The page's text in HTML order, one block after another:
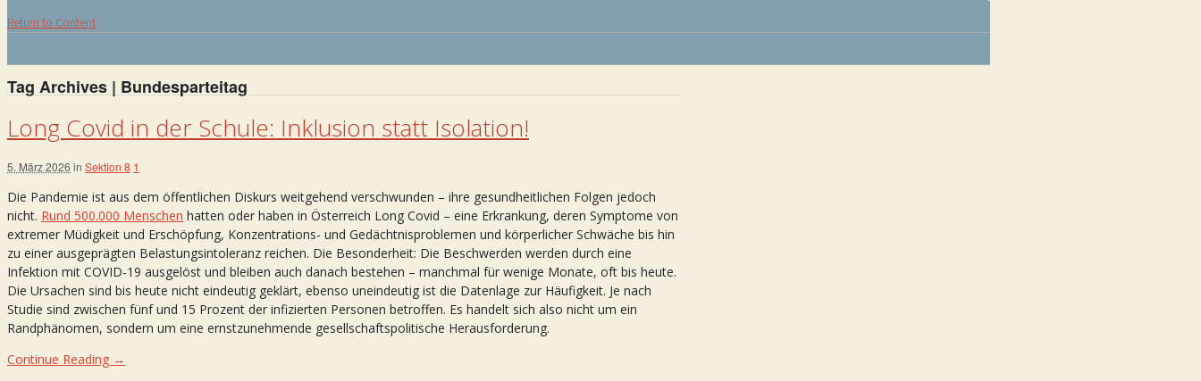
Return to Content
Tag Archives | Bundesparteitag
Long Covid in der Schule: Inklusion statt Isolation!
5. März 2026 in Sektion 8 1
Die Pandemie ist aus dem öffentlichen Diskurs weitgehend verschwunden – ihre gesundheitlichen Folgen jedoch
nicht. Rund 500.000 Menschen hatten oder haben in Österreich Long Covid – eine Erkrankung, deren Symptome von
extremer Müdigkeit und Erschöpfung, Konzentrations- und Gedächtnisproblemen und körperlicher Schwäche bis hin
zu einer ausgeprägten Belastungsintoleranz reichen. Die Besonderheit: Die Beschwerden werden durch eine
Infektion mit COVID-19 ausgelöst und bleiben auch danach bestehen – manchmal für wenige Monate, oft bis heute.
Die Ursachen sind bis heute nicht eindeutig geklärt, ebenso uneindeutig ist die Datenlage zur Häufigkeit. Je nach
Studie sind zwischen fünf und 15 Prozent der infizierten Personen betroffen. Es handelt sich also nicht um ein
Randphänomen, sondern um eine ernstzunehmende gesellschaftspolitische Herausforderung.
Continue Reading →